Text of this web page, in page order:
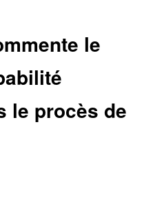
le
le procès de